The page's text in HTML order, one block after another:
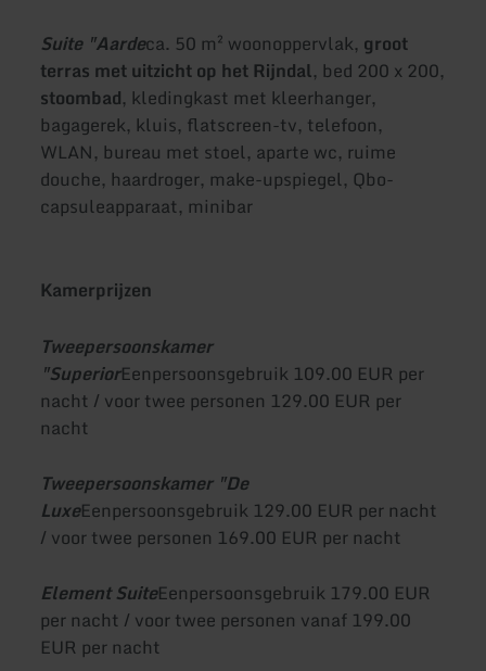
Suite "Aardeca. 50 m² woonoppervlak, groot
terras met uitzicht op het Rijndal, bed 200 x 200,
stoombad, kledingkast met kleerhanger,
bagagerek, kluis, flatscreen-tv, telefoon,
WLAN, bureau met stoel, aparte wc, ruime
douche, haardroger, make-upspiegel, Qbo-
capsuleapparaat, minibar
Kamerprijzen
Tweepersoonskamer
"SuperiorEenpersoonsgebruik 109.00 EUR per
nacht / voor twee personen 129.00 EUR per
nacht
Tweepersoonskamer "De
LuxeEenpersoonsgebruik 129.00 EUR per nacht
/ voor twee personen 169.00 EUR per nacht
Element SuiteEenpersoonsgebruik 179.00 EUR
per nacht / voor twee personen vanaf 199.00
EUR per nacht